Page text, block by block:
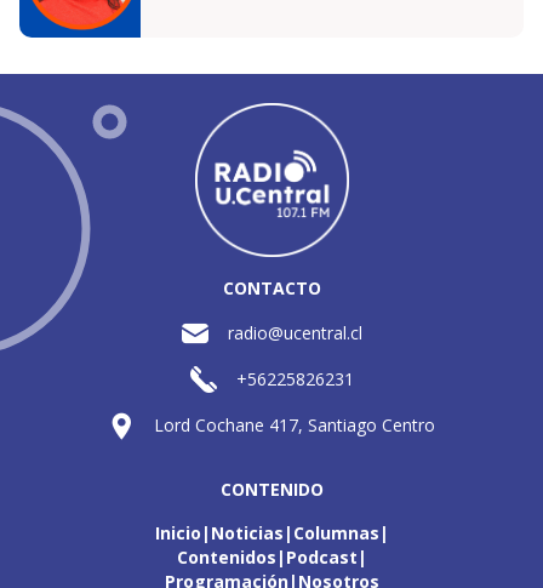
CONTACTO
radio@ucentral.cl
+56225826231
Lord Cochane 417, Santiago Centro
CONTENIDO
Inicio Noticias Columnas
Contenidos Podcast
Programación Nosotros